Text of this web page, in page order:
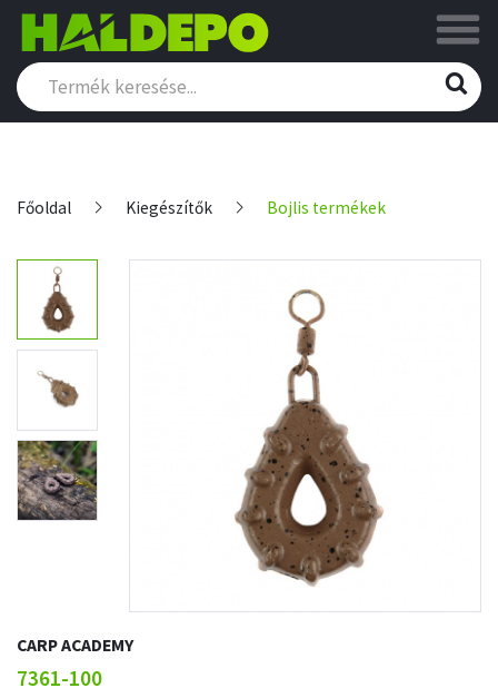
Főoldal Kiegészítők Bojlis termékek
CARP ACADEMY
7361-100